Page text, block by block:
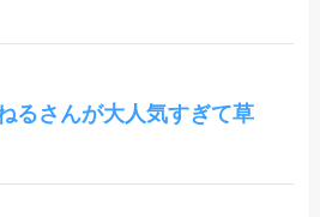
るさんが大人気すぎて草